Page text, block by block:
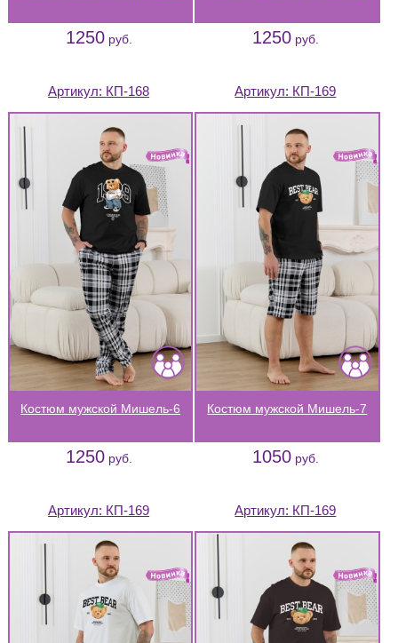
1250руб. 1250руб.
Артикул: КП-168
Костюм мужской Мишель-6
1250руб.
Артикул: КП-169
Костюм мужской Мишель-7
1050руб.
Артикул: КП-169 Артикул: КП-169